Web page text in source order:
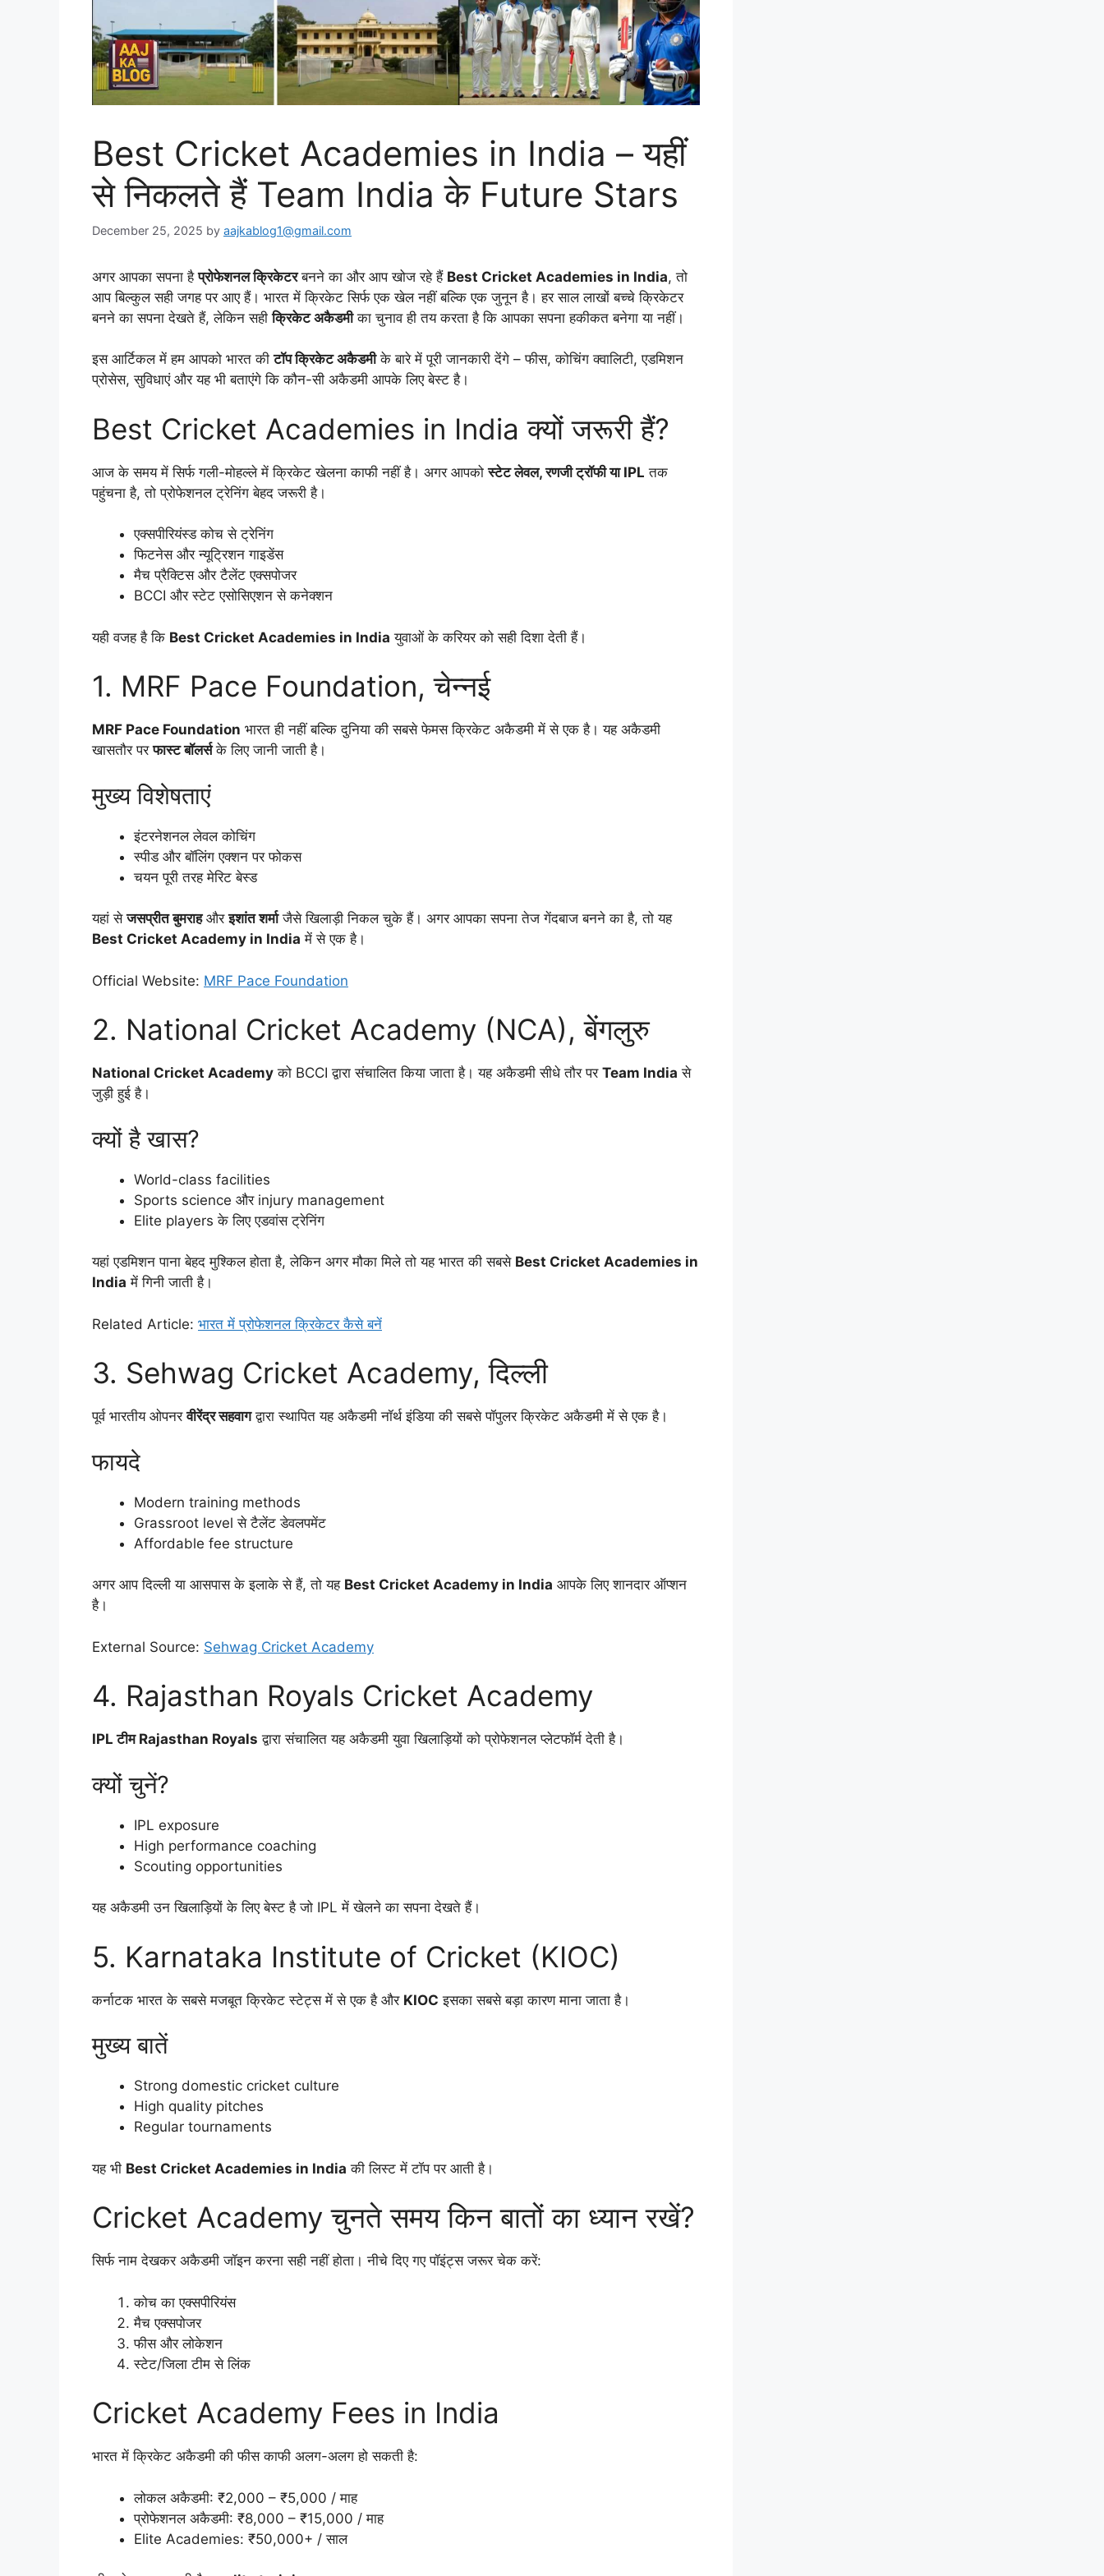
Best Cricket Academies in India – यहीं
से निकलते हैं Team India के Future Stars
December 25, 2025 by aajkablog1@gmail.com
अगर आपका सपना हैप्रोफेशनल क्रिकेटरबनने का और आप खोज रहे हैं Best Cricket Academies in India, तो
आप बिल्कुल सही जगह पर आए हैं। भारत में क्रिकेट सिर्फ एक खेल नहीं बल्कि एक जुनून है। हर साल लाखों बच्चे क्रिकेटर
बनने का सपना देखते हैं, लेकिन सहीक्रिकेट अकैडमीका चुनाव ही तय करता है कि आपका सपना हकीकत बनेगा या नहीं।
इस आर्टिकल में हम आपको भारत कीटॉप क्रिकेट अकैडमीके बारे में पूरी जानकारी देंगे – फीस, कोचिंग क्वालिटी, एडमिशन
प्रोसेस, सुविधाएं और यह भी बताएंगे कि कौन-सी अकैडमी आपके लिए बेस्ट है।
Best Cricket Academies in India क्यों जरूरी हैं?
आज के समय में सिर्फ गली-मोहल्ले में क्रिकेट खेलना काफी नहीं है। अगर आपकोस्टेट लेवल, रणजी ट्रॉफी या IPL तक
पहुंचना है, तो प्रोफेशनल ट्रेनिंग बेहद जरूरी है।
एक्सपीरियंस्ड कोच से ट्रेनिंग
फिटनेस और न्यूट्रिशन गाइडेंस
मैच प्रैक्टिस और टैलेंट एक्सपोजर
BCCI और स्टेट एसोसिएशन से कनेक्शन
यही वजह है कि Best Cricket Academies in India युवाओं के करियर को सही दिशा देती हैं।
1. MRF Pace Foundation, चेन्नई
MRF Pace Foundation भारत ही नहीं बल्कि दुनिया की सबसे फेमस क्रिकेट अकैडमी में से एक है। यह अकैडमी
खासतौर परफास्ट बॉलर्सके लिए जानी जाती है।
मुख्य विशेषताएं
इंटरनेशनल लेवल कोचिंग
स्पीड और बॉलिंग एक्शन पर फोकस
चयन पूरी तरह मेरिट बेस्ड
यहां सेजसप्रीत बुमराहऔरइशांत शर्माजैसे खिलाड़ी निकल चुके हैं। अगर आपका सपना तेज गेंदबाज बनने का है, तो यह
Best Cricket Academy in India में से एक है।
Official Website: MRF Pace Foundation
2. National Cricket Academy (NCA), बेंगलुरु
National Cricket Academy को BCCI द्वारा संचालित किया जाता है। यह अकैडमी सीधे तौर पर Team India से
जुड़ी हुई है।
क्यों है खास?
World-class facilities
Sports science और injury management
Elite players के लिए एडवांस ट्रेनिंग
यहां एडमिशन पाना बेहद मुश्किल होता है, लेकिन अगर मौका मिले तो यह भारत की सबसे Best Cricket Academies in
India में गिनी जाती है।
Related Article: भारत में प्रोफेशनल क्रिकेटर कैसे बनें
3. Sehwag Cricket Academy, दिल्ली
पूर्व भारतीय ओपनरवीरेंद्र सहवागद्वारा स्थापित यह अकैडमी नॉर्थ इंडिया की सबसे पॉपुलर क्रिकेट अकैडमी में से एक है।
फायदे
Modern training methods
Grassroot level से टैलेंट डेवलपमेंट
Affordable fee structure
अगर आप दिल्ली या आसपास के इलाके से हैं, तो यह Best Cricket Academy in India आपके लिए शानदार ऑप्शन
है।
External Source: Sehwag Cricket Academy
4. Rajasthan Royals Cricket Academy
IPL टीम Rajasthan Royals द्वारा संचालित यह अकैडमी युवा खिलाड़ियों को प्रोफेशनल प्लेटफॉर्म देती है।
क्यों चुनें?
IPL exposure
High performance coaching
Scouting opportunities
यह अकैडमी उन खिलाड़ियों के लिए बेस्ट है जो IPL में खेलने का सपना देखते हैं।
5. Karnataka Institute of Cricket (KIOC)
कर्नाटक भारत के सबसे मजबूत क्रिकेट स्टेट्स में से एक है और KIOC इसका सबसे बड़ा कारण माना जाता है।
मुख्य बातें
Strong domestic cricket culture
High quality pitches
Regular tournaments
यह भी Best Cricket Academies in India की लिस्ट में टॉप पर आती है।
Cricket Academy चुनते समय किन बातों का ध्यान रखें?
सिर्फ नाम देखकर अकैडमी जॉइन करना सही नहीं होता। नीचे दिए गए पॉइंट्स जरूर चेक करें:
कोच का एक्सपीरियंस
मैच एक्सपोजर
फीस और लोकेशन
स्टेट/जिला टीम से लिंक
Cricket Academy Fees in India
भारत में क्रिकेट अकैडमी की फीस काफी अलग-अलग हो सकती है:
लोकल अकैडमी: ₹2,000 – ₹5,000 / माह
प्रोफेशनल अकैडमी: ₹8,000 – ₹15,000 / माह
Elite Academies: ₹50,000+ / साल